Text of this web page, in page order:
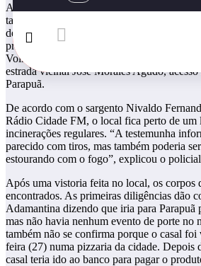
A presunção se faz pelo sinal de que foram
também estava queimado até o local onde
denúncia chegou à Polícia através de uma
presenciou por volta das 4h30 da
Volkswagem Saveiro, placas de
estrada vicinal José Morales Agudo,
Parapuã.
De acordo com o sargento Nivaldo
Rádio Cidade FM, o local fica perto de um
incinerações regulares. “A testemunha
parecido com tiros, mas também poderia
estourando com o fogo”, explicou o
Após uma vistoria feita no local, os corpos
encontrados. As primeiras diligências dão
Adamantina dizendo que iria para Parapuã
mas não havia nenhum evento de porte no
também não se confirma porque o casal foi
feira (27) numa pizzaria da cidade. Depois
casal teria ido ao banco para pagar o